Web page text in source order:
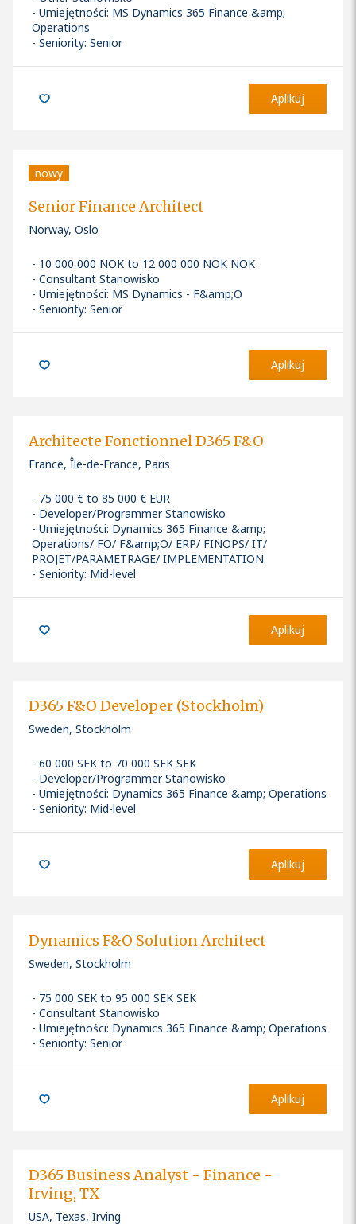
Umiejętności: MS Dynamics 365 Finance &amp;
Operations
Seniority: Senior
Aplikuj
nowy
Senior Finance Architect
Norway, Oslo
10 000 000 NOK to 12 000 000 NOK NOK
Consultant Stanowisko
Umiejętności: MS Dynamics - F&amp;O
Seniority: Senior
Aplikuj
Architecte Fonctionnel D365 F&O
France, Île-de-France, Paris
75 000 € to 85 000 € EUR
Developer/Programmer Stanowisko
Umiejętności: Dynamics 365 Finance &amp;
Operations/ FO/ F&amp;O/ ERP/ FINOPS/ IT/
PROJET/PARAMETRAGE/ IMPLEMENTATION
Seniority: Mid-level
Aplikuj
D365 F&O Developer (Stockholm)
Sweden, Stockholm
60 000 SEK to 70 000 SEK SEK
Developer/Programmer Stanowisko
Umiejętności: Dynamics 365 Finance &amp; Operations
Seniority: Mid-level
Aplikuj
Dynamics F&O Solution Architect
Sweden, Stockholm
75 000 SEK to 95 000 SEK SEK
Consultant Stanowisko
Umiejętności: Dynamics 365 Finance &amp; Operations
Seniority: Senior
Aplikuj
D365 Business Analyst - Finance -
Irving, TX
USA, Texas, Irving